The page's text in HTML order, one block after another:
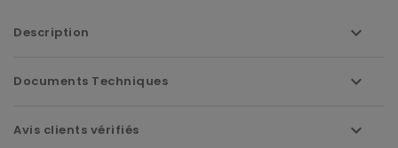
Description
Documents Techniques
Avis clients vérifiés